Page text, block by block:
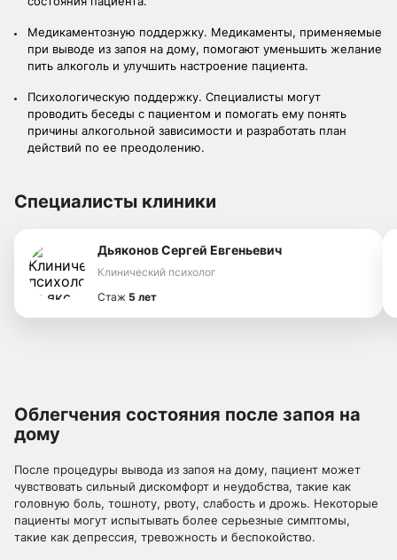
Медикаментозную поддержку. Медикаменты, применяемые
при выводе из запоя на дому, помогают уменьшить желание
пить алкоголь и улучшить настроение пациента.
Психологическую поддержку. Специалисты могут
проводить беседы с пациентом и помогать ему понять
причины алкогольной зависимости и разработать план
действий по ее преодолению.
Специалисты клиники
Дьяконов Сергей Евгеньевич
Клинический психолог
Стаж 5 лет
Облегчения состояния после запоя на
дому
После процедуры вывода из запоя на дому, пациент может
чувствовать сильный дискомфорт и неудобства, такие как
головную боль, тошноту, рвоту, слабость и дрожь. Некоторые
пациенты могут испытывать более серьезные симптомы,
такие как депрессия, тревожность и беспокойство.